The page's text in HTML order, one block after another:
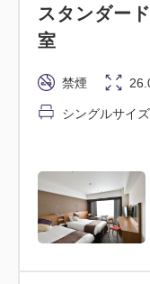
スタンダー
室
禁煙
シングルサイ